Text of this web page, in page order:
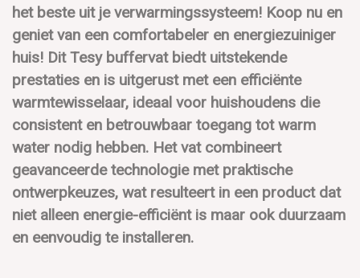
het beste uit je verwarmingssysteem! Koop nu en
geniet van een comfortabeler en energiezuiniger
huis! Dit Tesy buffervat biedt uitstekende
prestaties en is uitgerust met een efficiënte
warmtewisselaar, ideaal voor huishoudens die
consistent en betrouwbaar toegang tot warm
water nodig hebben. Het vat combineert
geavanceerde technologie met praktische
ontwerpkeuzes, wat resulteert in een product dat
niet alleen energie-efficiënt is maar ook duurzaam
en eenvoudig te installeren.